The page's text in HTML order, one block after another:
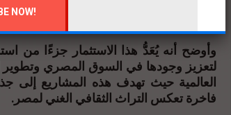
حيث من المقرر أن يتم البدء في عمليات
وأوضح أنه يُعَدُّ هذا الاستثمار جزءًا من
لتعزيز وجودها في السوق المصري وتطوير
العالمية حيث تهدف هذه المشاريع إلى
فاخرة تعكس التراث الثقافي الغني لمصر.